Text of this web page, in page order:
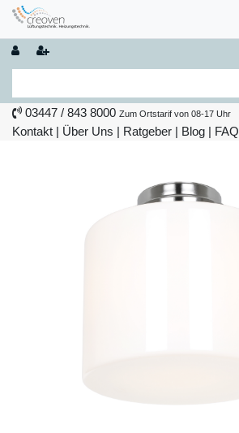
03447 / 843 8000 Zum Ortstarif von 08-17 Uhr
Kontakt | Über Uns | Ratgeber | Blog | FAQ